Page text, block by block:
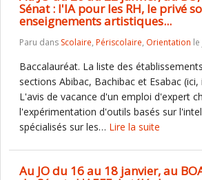
Sénat : l'IA pour les RH, le privé
enseignements artistiques...
Paru dans Scolaire, Périscolaire, Orientation
Baccalauréat. La liste des
sections Abibac, Bachibac et Esabac
L'avis de vacance d'un emploi d'expert
l'expérimentation d'outils basés sur
spécialisés sur les… Lire la suite
Au JO du 16 au 18 janvier, au